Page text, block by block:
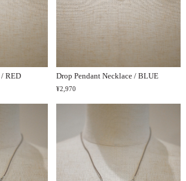
/ RED Drop Pendant Necklace / BLUE
¥2,970